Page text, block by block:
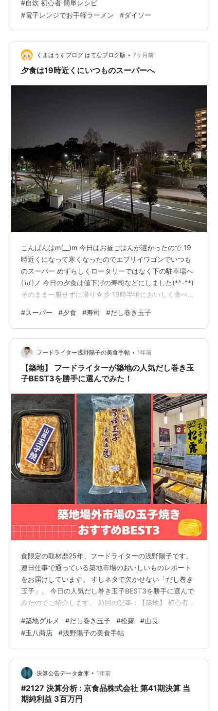
になっておりまして^^;家と職場に一個ずつ常備している
んですが･･ラーメンだけじゃなくて他の料理（と言って
ええのか･･笑）もほぼほぼこれひとつ！で完了しちゃえ
るスグレモノなんです…
#自炊 初心者 簡単レシピ
#電子レンジでお手軽ラーメン #ダイソー
くまはうすブログ はてなブログ版 • 7ヶ月前
夕食は19時近くにいつものスーパーへ
こんばんはm(__)m 今日はお昼ごはんが遅かったので 19
時近くになって寒くなったのでエブリイワゴンでいつも
のスーパー めずらしくロータリーではなく下の駐車場へ
('ω')ノ 今日の夕食は値下げの寿司などにしました(*^-^*)
そのまま一服せずに帰り☆彡 19時半頃においしく食べま
トルリサイクルに出なきゃ('ω')
#スーパー #夕食 #寿司 #だし巻き玉子
フードライター浅野陽子の美食手帖 • 1年前
【築地】 フードライターが築地の人気だし巻き玉
子BEST3を勝手に選んでみた！
食限定の取材歴25年、フードライターの浅野陽子です。
連日仕事で通っている築地市場のおいしいものレポート
をお届けしています。 すしネタで欠かせない「だし巻き
玉子」。 今日の人気だし巻き玉子BEST3を勝手に選んで
みたのでご紹介します。 前回の記事：【築地】 初心者に
「てっか家 樋栄」でマグロ丼を ※当ブログはアフィリエ
イト広告を含みますが、本記事はPR記事ではなく自分の
感想を書いています。 だし巻き玉子は味の好みがめちゃ
くちゃ分かれる 今回３つご紹介しますが、あくまでもわ
たしの主観です。なにとぞご了承ください。 築地山長
（やまちょう） 場外市場で…
#築地グルメ #だし巻き玉子 #松露 #山長
#玉八商店 #浅野陽子の美食手帖
決算公告データ倉庫 • 1年前
#2127 決算分析 : 京食品株式会社 第41期決算 当
期純利益 3百万円